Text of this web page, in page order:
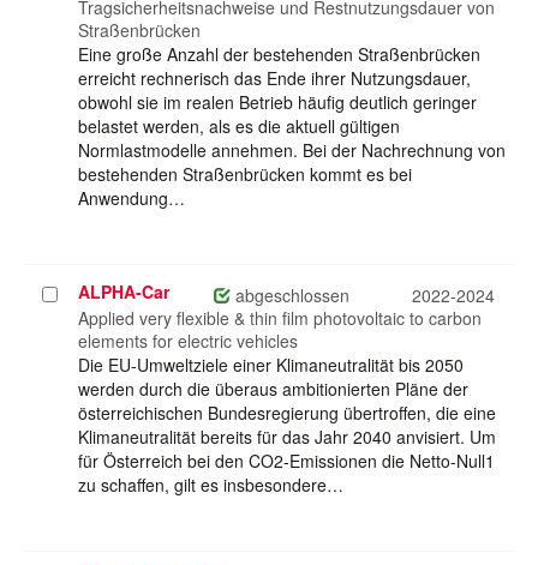
Tragsicherheitsnachweise und Restnutzungsdauer von
Straßenbrücken
Eine große Anzahl der bestehenden Straßenbrücken
erreicht rechnerisch das Ende ihrer Nutzungsdauer,
obwohl sie im realen Betrieb häufig deutlich geringer
belastet werden, als es die aktuell gültigen
Normlastmodelle annehmen. Bei der Nachrechnung von
bestehenden Straßenbrücken kommt es bei
Anwendung…
Projekt
auswählen
ALPHA-Car abgeschlossen
2022-2024
Applied very flexible & thin film photovoltaic to carbon
elements for electric vehicles
Die EU-Umweltziele einer Klimaneutralität bis 2050
werden durch die überaus ambitionierten Pläne der
österreichischen Bundesregierung übertroffen, die eine
Klimaneutralität bereits für das Jahr 2040 anvisiert. Um
für Österreich bei den CO2-Emissionen die Netto-Null1
zu schaffen, gilt es insbesondere…